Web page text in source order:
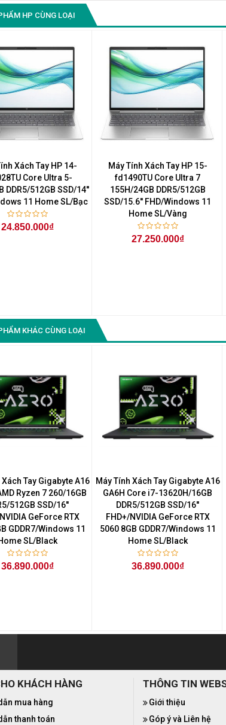
HP CÙNG LOẠI
Xách Tay HP 14-
Core Ultra 5-
DDR5/512GB SSD/14''
11 Home SL/Bạc
24.850.000₫
Máy Tính Xách Tay HP 15-
fd1490TU Core Ultra 7
155H/24GB DDR5/512GB
SSD/15.6'' FHD/Windows 11
Home SL/Vàng
27.250.000₫
KHÁC CÙNG LOẠI
Tay Gigabyte A16
Ryzen 7 260/16GB
512GB SSD/16''
GeForce RTX
GDDR7/Windows 11
SL/Black
36.890.000₫
Máy Tính Xách Tay Gigabyte A16
GA6H Core i7-13620H/16GB
DDR5/512GB SSD/16''
FHD+/NVIDIA GeForce RTX
5060 8GB GDDR7/Windows 11
Home SL/Black
36.890.000₫
KHÁCH HÀNG
mua hàng
thanh toán
THÔNG TIN
Giới thiệu
Góp ý và Liên hệ